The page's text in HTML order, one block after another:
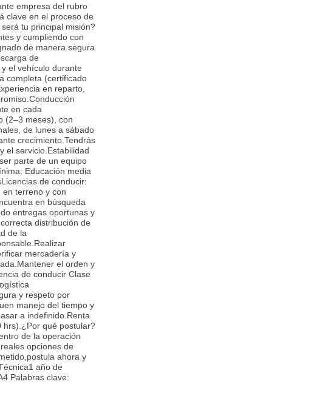
empresa del rubro
clave en el proceso de
tu principal misión?
y cumpliendo con
de manera segura
de
el vehículo durante
completa (certificado
en reparto,
en cada
(2–3 meses), con
de lunes a sábado
crecimiento.Tendrás
el servicio.Estabilidad
parte de un equipo
Educación media
de conducir:
en terreno y con
en búsqueda
entregas oportunas y
distribución de
de la
mercadería y
el orden y
de conducir Clase
y respeto por
manejo del tiempo y
a indefinido.Renta
hrs).¿Por qué postular?
de la operación
opciones de
ahora y
año de
Palabras clave: